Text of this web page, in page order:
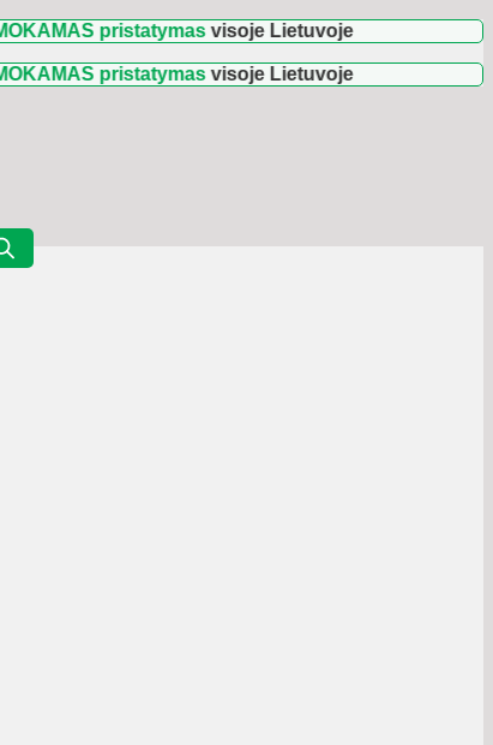
pristatymasvisoje Lietuvoje
pristatymasvisoje Lietuvoje